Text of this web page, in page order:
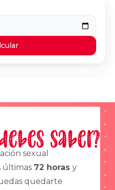
saber?
sexual
últimas 72 horas y
quedarte